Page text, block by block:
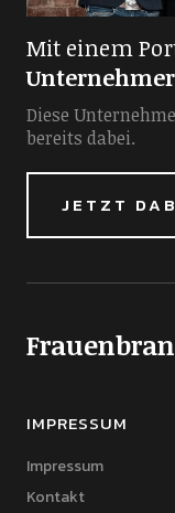
Mit einem
Diese
bereits dabei.
JETZT
IMPRESSUM
Impressum
Kontakt